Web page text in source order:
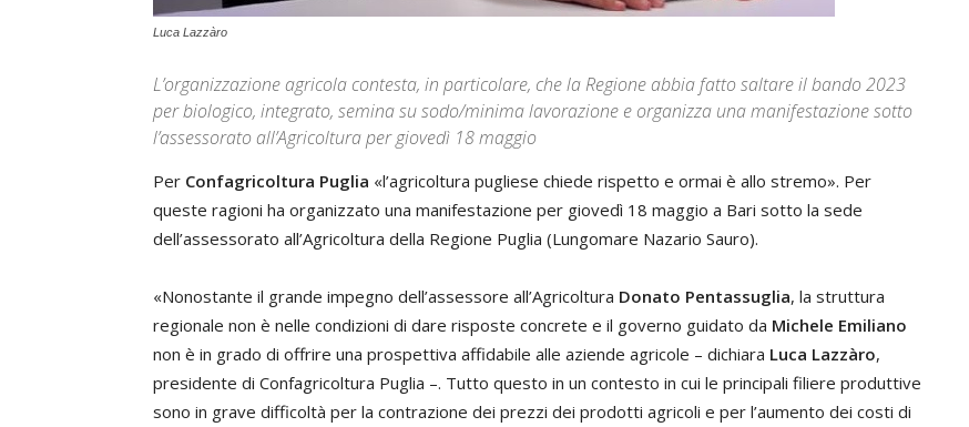
Luca Lazzàro
L’organizzazione agricola contesta, in particolare, che la Regione abbia fatto saltare il bando 2023
per biologico, integrato, semina su sodo/minima lavorazione e organizza una manifestazione sotto
l’assessorato all’Agricoltura per giovedì 18 maggio
Per Confagricoltura Puglia «l’agricoltura pugliese chiede rispetto e ormai è allo stremo». Per
queste ragioni ha organizzato una manifestazione per giovedì 18 maggio a Bari sotto la sede
dell’assessorato all’Agricoltura della Regione Puglia (Lungomare Nazario Sauro).
«Nonostante il grande impegno dell’assessore all’Agricoltura Donato Pentassuglia, la struttura
regionale non è nelle condizioni di dare risposte concrete e il governo guidato da Michele Emiliano
non è in grado di offrire una prospettiva affidabile alle aziende agricole – dichiara Luca Lazzàro,
presidente di Confagricoltura Puglia –. Tutto questo in un contesto in cui le principali filiere produttive
sono in grave difficoltà per la contrazione dei prezzi dei prodotti agricoli e per l’aumento dei costi di